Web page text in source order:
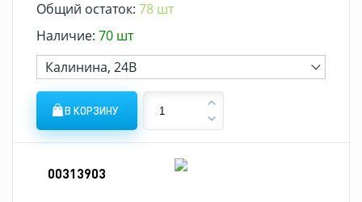
Общий остаток: 78 шт
Наличие: 70 шт
Калинина, 24В
В КОРЗИНУ
00313903